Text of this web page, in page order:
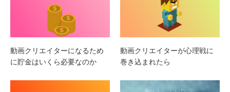
動画クリエイターになるため
に貯金はいくら必要なのか
動画クリエイターが心理戦に
巻き込まれたら